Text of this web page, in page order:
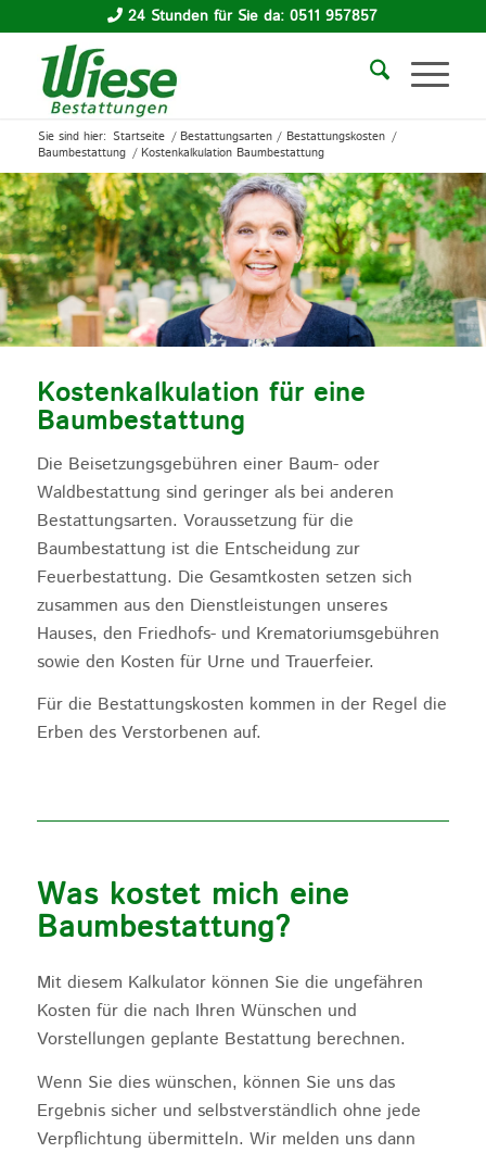
24 Stunden für Sie da: 0511 957857
Sie sind hier: Startseite / Bestattungsarten / Bestattungskosten /
Baumbestattung / Kostenkalkulation Baumbestattung
Kostenkalkulation für eine
Baumbestattung
Die Beisetzungsgebühren einer Baum- oder
Waldbestattung sind geringer als bei anderen
Bestattungsarten. Voraussetzung für die
Baumbestattung ist die Entscheidung zur
Feuerbestattung. Die Gesamtkosten setzen sich
zusammen aus den Dienstleistungen unseres
Hauses, den Friedhofs- und Krematoriumsgebühren
sowie den Kosten für Urne und Trauerfeier.
Für die Bestattungskosten kommen in der Regel die
Erben des Verstorbenen auf.
Was kostet mich eine
Baumbestattung?
Mit diesem Kalkulator können Sie die ungefähren
Kosten für die nach Ihren Wünschen und
Vorstellungen geplante Bestattung berechnen.
Wenn Sie dies wünschen, können Sie uns das
Ergebnis sicher und selbstverständlich ohne jede
Verpflichtung übermitteln. Wir melden uns dann